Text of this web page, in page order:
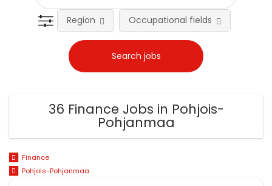
Region Occupational fields
36 Finance Jobs in Pohjois-
Pohjanmaa
Finance
Pohjois-Pohjanmaa